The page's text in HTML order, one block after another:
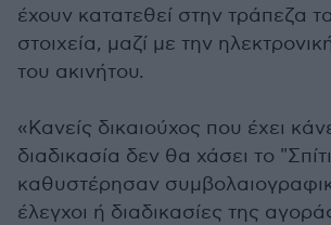
έχουν κατατεθεί στην τράπεζα
στοιχεία, μαζί με την
του ακινήτου.
«Κανείς δικαιούχος που έχει
διαδικασία δεν θα χάσει το
καθυστέρησαν
έλεγχοι ή διαδικασίες της